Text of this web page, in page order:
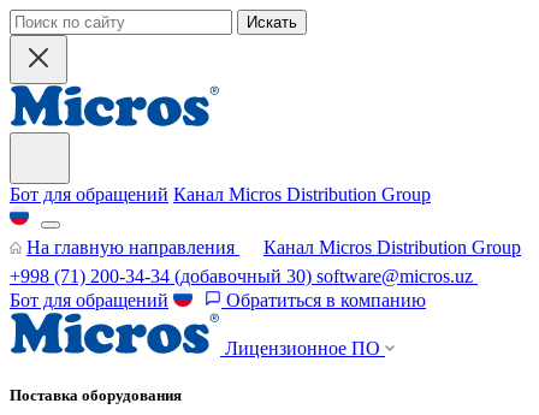
Искать
Бот для обращений Канал Micros Distribution Group
На главную направления
Канал Micros Distribution Group
+998 (71) 200-34-34 (добавочный 30) software@micros.uz
Бот для обращений
Обратиться в компанию
Лицензионное ПО
Поставка оборудования